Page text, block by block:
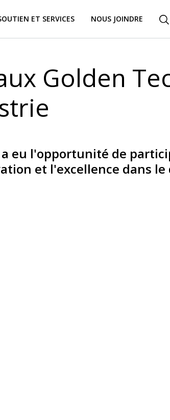
ET SERVICES NOUS JOINDRE
Golden
eu l'opportunité de
et l'excellence dans le